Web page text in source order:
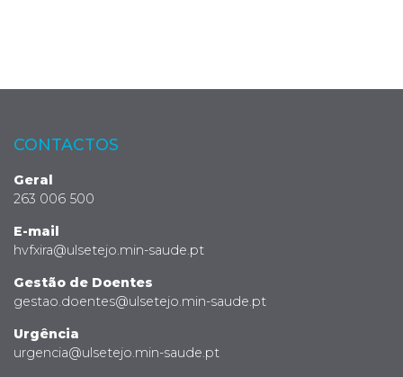
CONTACTOS
Geral
263 006 500
E-mail
hvfxira@ulsetejo.min-saude.pt
Gestão de Doentes
gestao.doentes@ulsetejo.min-saude.pt
Urgência
urgencia@ulsetejo.min-saude.pt